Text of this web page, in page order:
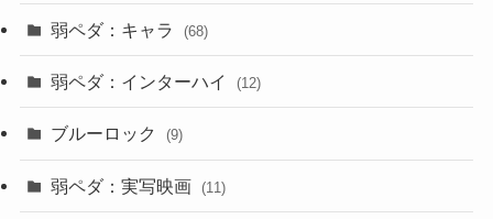
弱ペダ：キャラ (68)
弱ペダ：インターハイ (12)
ブルーロック (9)
弱ペダ：実写映画 (11)